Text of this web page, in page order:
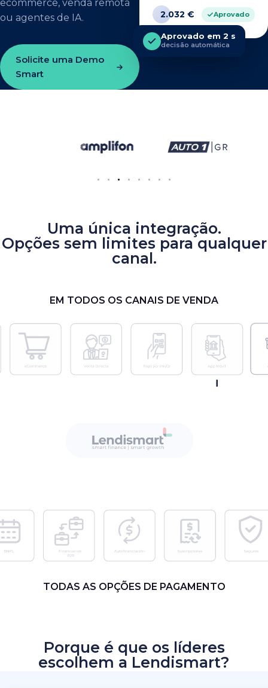
ecommerce, venda remota
ou agentes de IA.
Solicite uma Demo
Smart
Elena Martínez
2.032 € Aprovado
Aprovado em 2 s
decisão automática
Uma única integração.
Opções sem limites para qualquer
canal.
EM TODOS OS CANAIS DE VENDA
TODAS AS OPÇÕES DE PAGAMENTO
Porque é que os líderes
escolhem a Lendismart?